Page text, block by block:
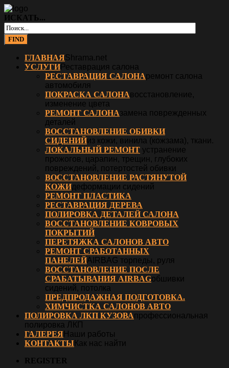
ИСКАТЬ...
ГЛАВНАЯShrama.net
УСЛУГИРеставрация салона
РЕСТАВРАЦИЯ САЛОНАремонт салона
автомобиля
ПОКРАСКА САЛОНАвосстановление,
изменение цвета
РЕМОНТ САЛОНАзамена поврежденных
деталей
ВОССТАНОВЛЕНИЕ ОБИВКИ
СИДЕНИЙиз кожи, винила (кожзама), ткани.
ЛОКАЛЬНЫЙ РЕМОНТ устранение
прожогов, царапин, трещин, глубоких
повреждений, потертостей обивки
ВОССТАНОВЛЕНИЕ РАСТЯНУТОЙ
КОЖИдеформации сидений
РЕМОНТ ПЛАСТИКА
РЕСТАВРАЦИЯ ДЕРЕВА
ПОЛИРОВКА ДЕТАЛЕЙ САЛОНА
ВОССТАНОВЛЕНИЕ КОВРОВЫХ
ПОКРЫТИЙ
ПЕРЕТЯЖКА САЛОНОВ АВТО
РЕМОНТ СРАБОТАННЫХ
ПАНЕЛЕЙAIRBAG торпеды, руля
ВОССТАНОВЛЕНИЕ ПОСЛЕ
СРАБАТЫВАНИЯ AIRBAGобшивки
сидений, потолка
ПРЕДПРОДАЖНАЯ ПОДГОТОВКА.
ХИМЧИСТКА САЛОНОВ АВТО
ПОЛИРОВКА ЛКП КУЗОВАпрофессиональная
полировка ЛКП
ГАЛЕРЕЯНаши работы
КОНТАКТЫКак нас найти
REGISTER